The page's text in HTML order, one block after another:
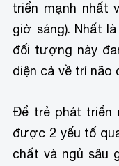
triển mạnh nhất
giờ sáng). Nhất
đối tượng này
diện cả về trí não
Để trẻ phát triển
được 2 yếu tố
chất và ngủ sâu